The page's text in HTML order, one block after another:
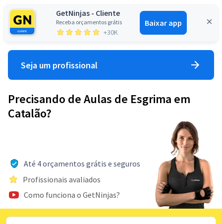
GetNinjas - Cliente
Receba orçamentos grátis
+30K
Baixar app
Entrar
Seja um profissional
Precisando de Aulas de Esgrima em
Catalão?
Até 4 orçamentos grátis e seguros
Profissionais avaliados
Como funciona o GetNinjas?